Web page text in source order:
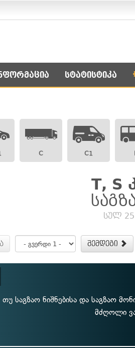
სტატისტიკა
C C1
T, S
სულ
შემდეგი
თუ საგზაო ნიშნებისა და საგზაო
მძღოლი